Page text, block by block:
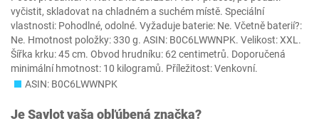
vyčistit, skladovat na chladném a suchém místě. Speciální
vlastnosti: Pohodlné, odolné. Vyžaduje baterie: Ne. Včetně baterií?:
Ne. Hmotnost položky: 330 g. ASIN: B0C6LWWNPK. Velikost: XXL.
Šířka krku: 45 cm. Obvod hrudníku: 62 centimetrů. Doporučená
minimální hmotnost: 10 kilogramů. Příležitost: Venkovní.
ASIN: B0C6LWWNPK
JeSavlotvaša obľúbená značka?